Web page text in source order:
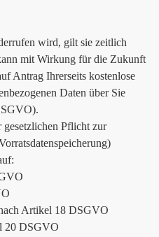
wird, gilt sie zeitlich
mit Wirkung für die Zukunft
Antrag Ihrerseits kostenlose
Daten über Sie
Pflicht zur
Artikel 18 DSGVO
20 DSGVO